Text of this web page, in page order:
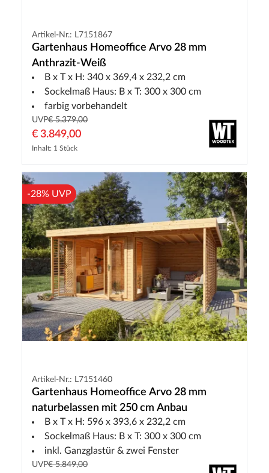
Artikel-Nr.: L7151867
Gartenhaus Homeoffice Arvo 28 mm
Anthrazit-Weiß
B x T x H: 340 x 369,4 x 232,2 cm
Sockelmaß Haus: B x T: 300 x 300 cm
farbig vorbehandelt
UVP€ 5.379,00
€ 3.849,00
Inhalt: 1 Stück
-28% UVP
Artikel-Nr.: L7151460
Gartenhaus Homeoffice Arvo 28 mm
naturbelassen mit 250 cm Anbau
B x T x H: 596 x 393,6 x 232,2 cm
Sockelmaß Haus: B x T: 300 x 300 cm
inkl. Ganzglastür & zwei Fenster
UVP€ 5.849,00